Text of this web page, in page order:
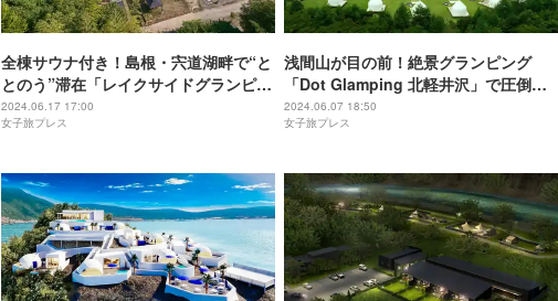
全棟サウナ付き！島根・宍道湖畔で“と
とのう”滞在「レイクサイドグランピン
グ出雲」
2024.06.17 17:00
女子旅プレス
浅間山が目の前！絶景グランピング
「Dot Glamping 北軽井沢」で圧倒的
な大自然を感じる
2024.06.07 18:50
女子旅プレス